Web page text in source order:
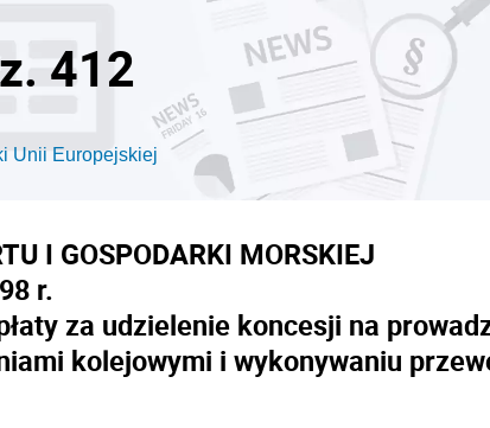
412
Unii Europejskiej
I GOSPODARKI MORSKIEJ
r.
za udzielenie koncesji na
kolejowymi i wykonywaniu